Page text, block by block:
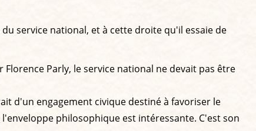
service national, et à cette droite qu'il essaie de
Parly, le service national ne devait pas être
d'un engagement civique destiné à favoriser le
philosophique est intéressante. C'est son